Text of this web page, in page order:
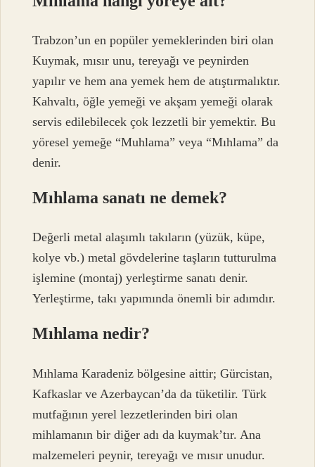
Trabzon’un en popüler yemeklerinden biri olan
Kuymak, mısır unu, tereyağı ve peynirden
yapılır ve hem ana yemek hem de atıştırmalıktır.
Kahvaltı, öğle yemeği ve akşam yemeği olarak
servis edilebilecek çok lezzetli bir yemektir. Bu
yöresel yemeğe “Muhlama” veya “Mıhlama” da
denir.
Mıhlama sanatı ne demek?
Değerli metal alaşımlı takıların (yüzük, küpe,
kolye vb.) metal gövdelerine taşların tutturulma
işlemine (montaj) yerleştirme sanatı denir.
Yerleştirme, takı yapımında önemli bir adımdır.
Mıhlama nedir?
Mıhlama Karadeniz bölgesine aittir; Gürcistan,
Kafkaslar ve Azerbaycan’da da tüketilir. Türk
mutfağının yerel lezzetlerinden biri olan
mihlamanın bir diğer adı da kuymak’tır. Ana
malzemeleri peynir, tereyağı ve mısır unudur.